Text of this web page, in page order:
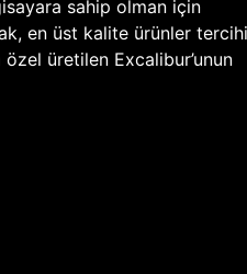
sahip olman için
en üst kalite ürünler
üretilen Excalibur’unun